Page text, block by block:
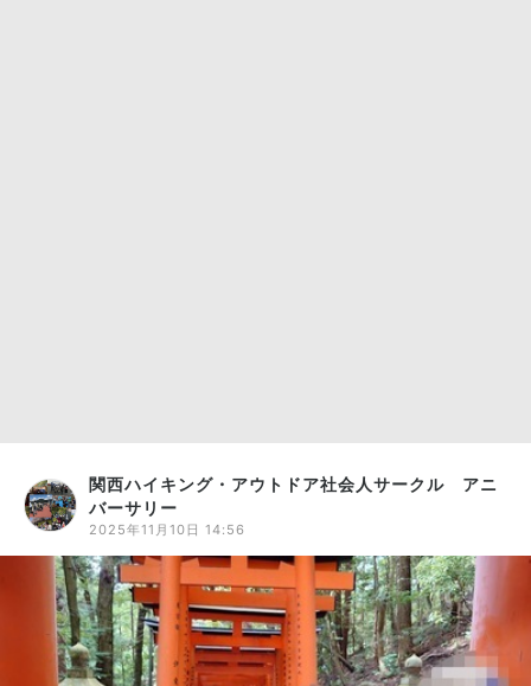
関西ハイキング・アウトドア社会人サークル アニ
バーサリー
2025年11月10日 14:56